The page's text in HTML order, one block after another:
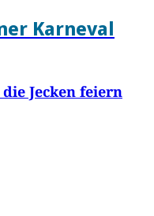
Karneval
Jecken feiern